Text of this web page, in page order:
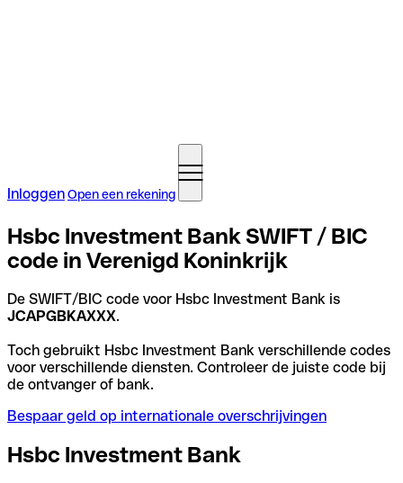
InloggenOpen een rekening
Hsbc Investment Bank SWIFT / BIC
code in Verenigd Koninkrijk
De SWIFT/BIC code voor Hsbc Investment Bank is
JCAPGBKAXXX.
Toch gebruikt Hsbc Investment Bank verschillende codes
voor verschillende diensten. Controleer de juiste code bij
de ontvanger of bank.
Bespaar geld op internationale overschrijvingen
Hsbc Investment Bank